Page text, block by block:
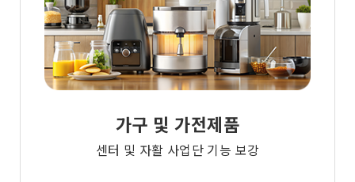
가구 및 가전제품
센터 및 자활 사업단 기능 보강